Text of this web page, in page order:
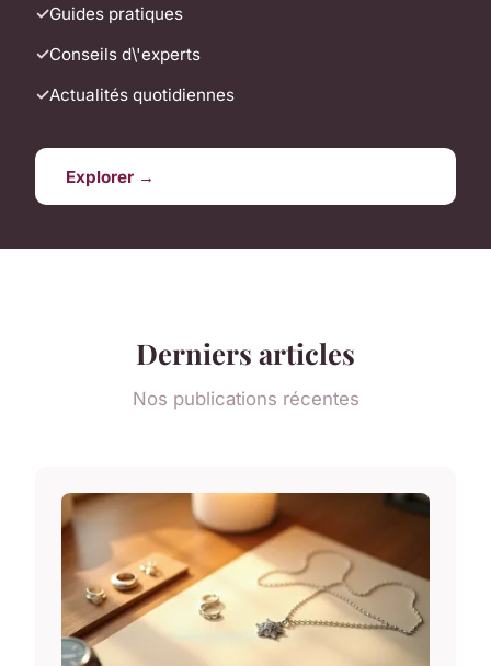
Guides pratiques
Conseils d\'experts
Actualités quotidiennes
Explorer →
Derniers articles
Nos publications récentes